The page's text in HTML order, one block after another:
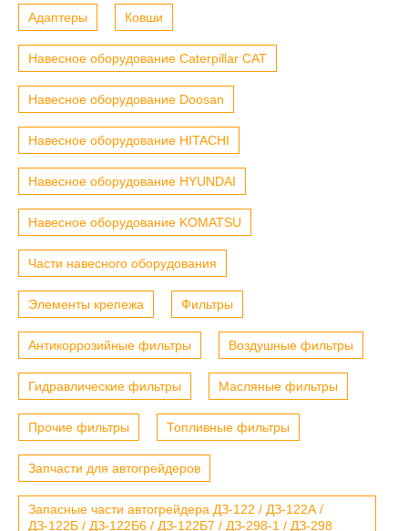
Адаптеры Ковши
Навесное оборудование Caterpillar CAT
Навесное оборудование Doosan
Навесное оборудование HITACHI
Навесное оборудование HYUNDAI
Навесное оборудование KOMATSU
Части навесного оборудования
Элементы крепежа Фильтры
Антикоррозийные фильтры Воздушные фильтры
Гидравлические фильтры Масляные фильтры
Прочие фильтры Топливные фильтры
Запчасти для автогрейдеров
Запасные части автогрейдера ДЗ-122 / ДЗ-122А /
ДЗ-122Б / ДЗ-122Б6 / ДЗ-122Б7 / ДЗ-298-1 / ДЗ-298